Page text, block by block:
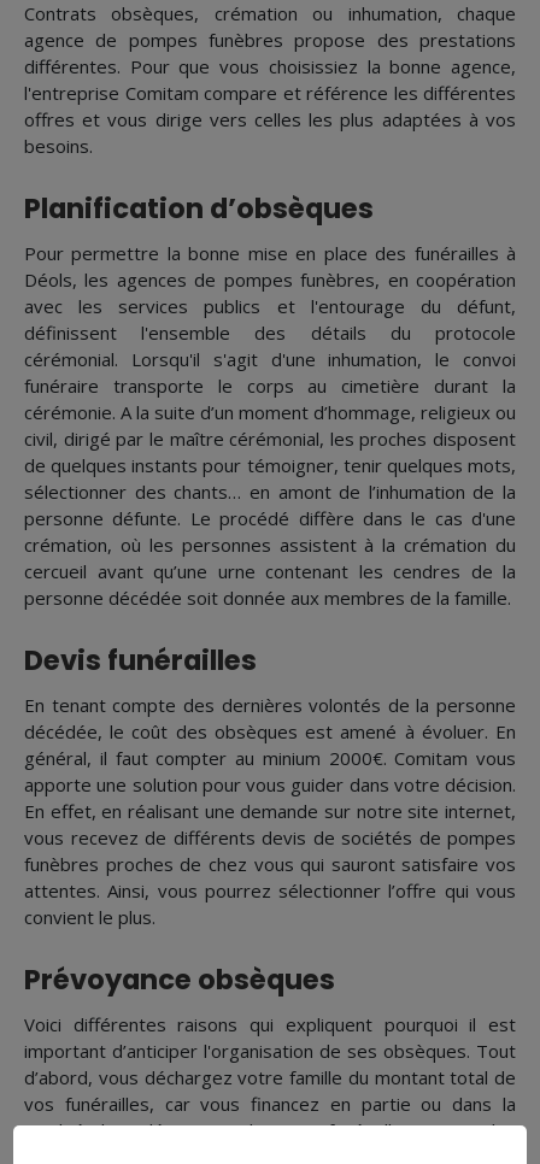
Contrats obsèques, crémation ou inhumation, chaque
agence de pompes funèbres propose des prestations
différentes. Pour que vous choisissiez la bonne agence,
l'entreprise Comitam compare et référence les différentes
offres et vous dirige vers celles les plus adaptées à vos
besoins.
Planification d’obsèques
Pour permettre la bonne mise en place des funérailles à
Déols, les agences de pompes funèbres, en coopération
avec les services publics et l'entourage du défunt,
définissent l'ensemble des détails du protocole
cérémonial. Lorsqu'il s'agit d'une inhumation, le convoi
funéraire transporte le corps au cimetière durant la
cérémonie. A la suite d’un moment d’hommage, religieux ou
civil, dirigé par le maître cérémonial, les proches disposent
de quelques instants pour témoigner, tenir quelques mots,
sélectionner des chants… en amont de l’inhumation de la
personne défunte. Le procédé diffère dans le cas d'une
crémation, où les personnes assistent à la crémation du
cercueil avant qu’une urne contenant les cendres de la
personne décédée soit donnée aux membres de la famille.
Devis funérailles
En tenant compte des dernières volontés de la personne
décédée, le coût des obsèques est amené à évoluer. En
général, il faut compter au minium 2000€. Comitam vous
apporte une solution pour vous guider dans votre décision.
En effet, en réalisant une demande sur notre site internet,
vous recevez de différents devis de sociétés de pompes
funèbres proches de chez vous qui sauront satisfaire vos
attentes. Ainsi, vous pourrez sélectionner l’offre qui vous
convient le plus.
Prévoyance obsèques
Voici différentes raisons qui expliquent pourquoi il est
important d’anticiper l'organisation de ses obsèques. Tout
d’abord, vous déchargez votre famille du montant total de
vos funérailles, car vous financez en partie ou dans la
totalité les dépenses de vos funérailles avec des